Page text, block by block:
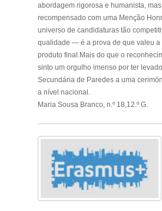
abordagem rigorosa e humanista,
recompensado com uma Menção
universo de candidaturas tão
qualidade — é a prova de que valeu a
produto final.Mais do que o
sinto um orgulho imenso por ter
Secundária de Paredes a uma
a nível nacional.
Maria Sousa Branco, n.º 18,12.º G.